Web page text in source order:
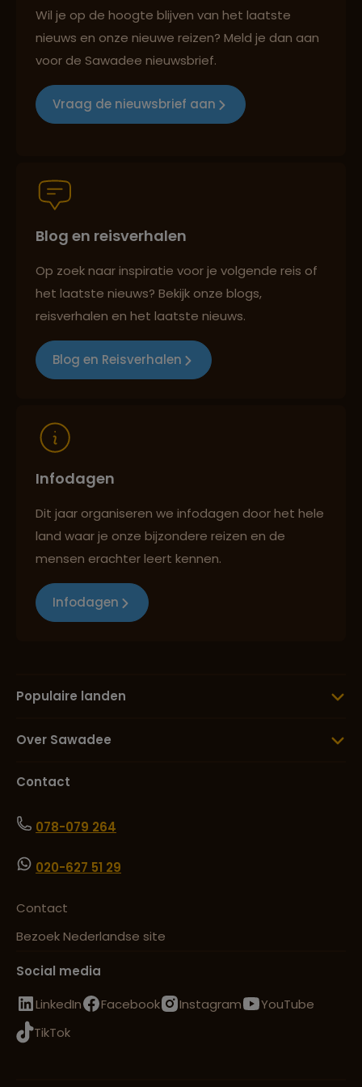
Groepsreizen mét indivuele vrijheid
Best beoordeelde reisroutes
Reizen met oog voor mens, cultuur en milieu
Wil je op de hoogte blijven van het laatste
nieuws en onze nieuwe reizen? Meld je dan aan
voor de Sawadee nieuwsbrief.
Vraag de nieuwsbrief aan
Blog en reisverhalen
Op zoek naar inspiratie voor je volgende reis of
het laatste nieuws? Bekijk onze blogs,
reisverhalen en het laatste nieuws.
Blog en Reisverhalen
Infodagen
Dit jaar organiseren we infodagen door het hele
land waar je onze bijzondere reizen en de
mensen erachter leert kennen.
Infodagen
Populaire landen
Over Sawadee
Contact
078-079 264
020-627 51 29
Contact
Bezoek Nederlandse site
Social media
LinkedIn
Facebook Instagram
YouTube
TikTok